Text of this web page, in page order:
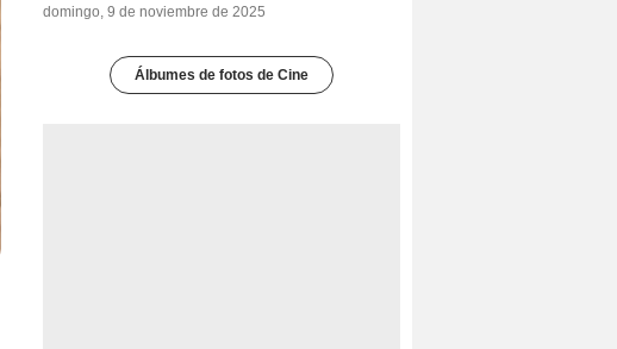
domingo, 9 de noviembre de 2025
Álbumes de fotos de Cine